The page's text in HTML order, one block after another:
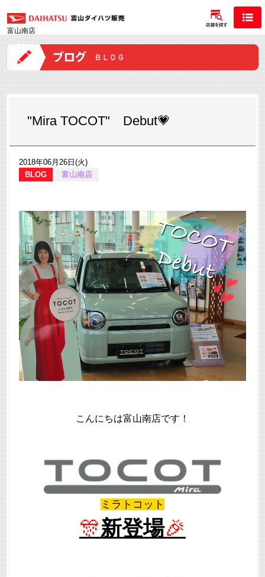
富山南店
"Mira TOCOT" Debut💗
2018年06月26日(火)
BLOG
富山南店
こんにちは富山南店です！
ミラトコット
🎊新登場🎉